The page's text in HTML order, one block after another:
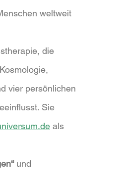
weltweit
die
vier persönlichen
Sie
als
und